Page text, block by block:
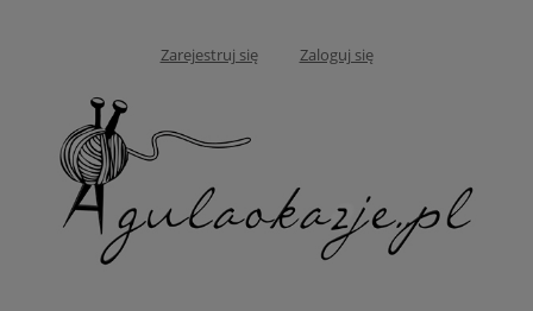
Zarejestruj się Zaloguj się